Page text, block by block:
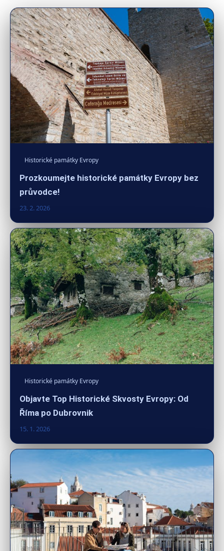
Historické památky Evropy
Prozkoumejte historické památky Evropy bez
průvodce!
23. 2. 2026
Historické památky Evropy
Objavte Top Historické Skvosty Evropy: Od
Říma po Dubrovnik
15. 1. 2026